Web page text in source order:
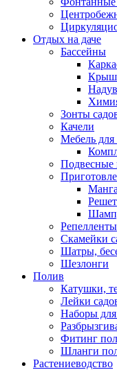
Отдых на даче
Бассейны
Зонты
Качели
Мебель для
Подвесные
Репелленты
Скамейки
Шатры,
Шезлонги
Полив
Катушки,
Лейки
Наборы
Фитинг
Шланги
Растениеводство